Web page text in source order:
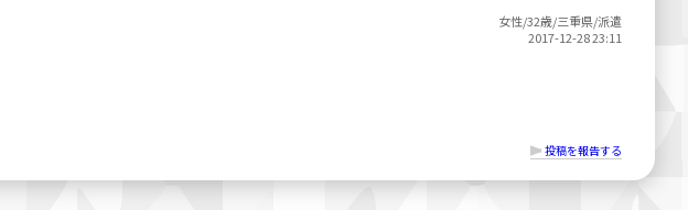
女性/32歳/三重県/派遣
2017-12-28 23:11
投稿を報告する